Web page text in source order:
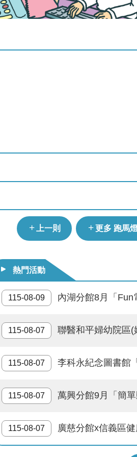
上一則 更多 跑馬
熱門活動
115-08-09 內湖分館8月「Fun
115-08-07 聯醫和平婦幼院區(婦幼) - 115年
115-08-07 李科永紀念圖書館「漫讀
115-08-07 萬興分館9月「簡單動一動 痠痛肌少不上身」
115-08-07 廣慈分館x信義區健康服務中心「慢性病健檢報